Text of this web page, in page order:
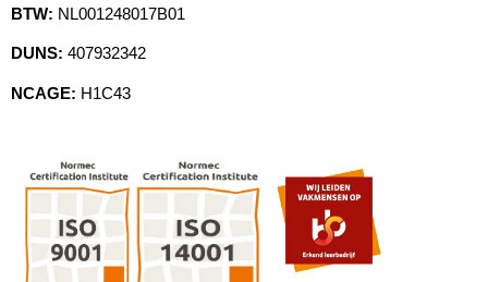
BTW: NL001248017B01
DUNS: 407932342
NCAGE: H1C43